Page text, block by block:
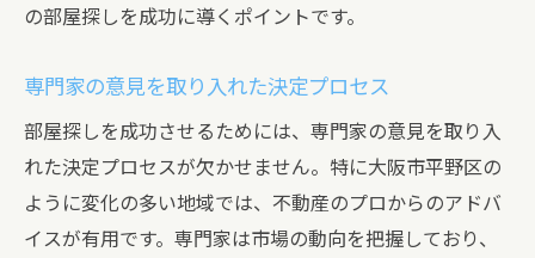
の部屋探しを成功に導くポイントです。
専門家の意見を取り入れた決定プロセス
部屋探しを成功させるためには、専門家の意見を取り入
れた決定プロセスが欠かせません。特に大阪市平野区の
ように変化の多い地域では、不動産のプロからのアドバ
イスが有用です。専門家は市場の動向を把握しており、